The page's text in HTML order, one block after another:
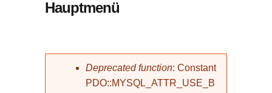
Hauptmenü
Fehlermeldung
Deprecated function: Constant
PDO::MYSQL_ATTR_USE_B